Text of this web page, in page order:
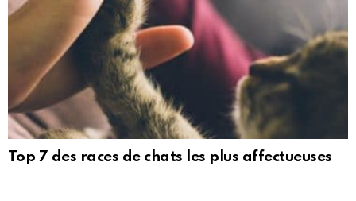
Top 7 des races de chats les plus affectueuses